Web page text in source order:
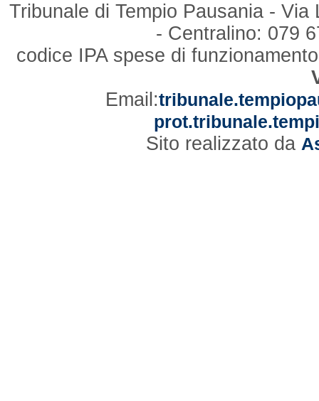
Tribunale di Tempio Pausania -
- Centralino: 079
codice IPA spese di
Email:
Sito realizzato da